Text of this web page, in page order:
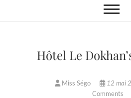
Hôtel Le
Miss Ségo 12 mai
Comments